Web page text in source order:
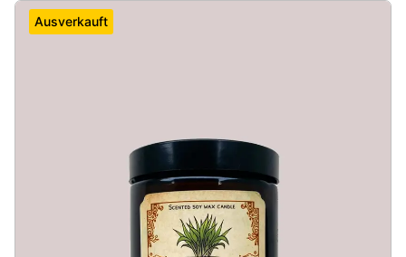
Ausverkauft